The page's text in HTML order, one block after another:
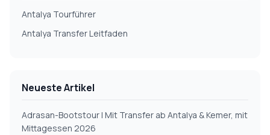
Antalya Tourführer
Antalya Transfer Leitfaden
Neueste Artikel
Adrasan-Bootstour | Mit Transfer ab Antalya & Kemer, mit
Mittagessen 2026